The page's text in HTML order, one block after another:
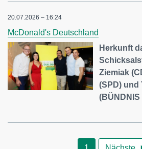
20.07.2026 – 16:24
McDonald's Deutschland
Herkunft
Ziemiak
(SPD) und